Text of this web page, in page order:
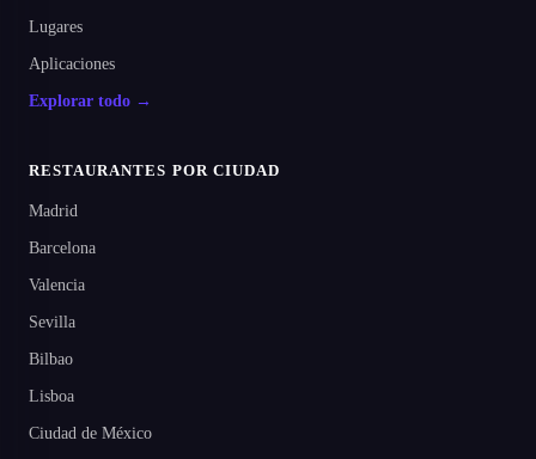
Lugares
Aplicaciones
Explorar todo →
RESTAURANTES POR CIUDAD
Madrid
Barcelona
Valencia
Sevilla
Bilbao
Lisboa
Ciudad de México